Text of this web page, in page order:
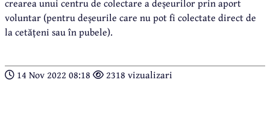
crearea unui centru de colectare a deșeurilor prin aport
voluntar (pentru deșeurile care nu pot fi colectate direct de
la cetățeni sau în pubele).
14 Nov 2022 08:18 2318 vizualizari